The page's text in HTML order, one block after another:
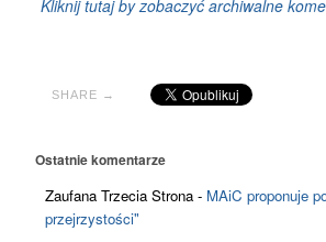
Kliknij tutaj by zobaczyć archiwalne
SHARE →
Ostatnie komentarze
Zaufana Trzecia Strona - MAiC proponuje
przejrzystości"